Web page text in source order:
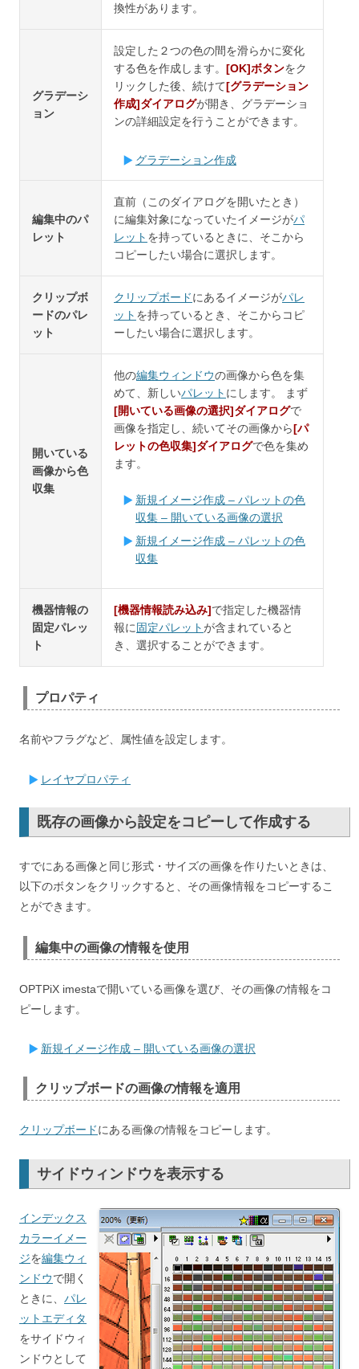
換性があります。
グラデーシ
ョン
設定した２つの色の間を滑らかに変化
する色を作成します。 [OK]ボタンをク
リックした後、続けて[グラデーション
作成]ダイアログが開き、グラデーショ
ンの詳細設定を行うことができます。
グラデーション作成
編集中のパ
レット
直前（このダイアログを開いたとき）
に編集対象になっていたイメージがパ
レット を持っているときに、そこから
コピーしたい場合に選択します。
クリップボ
ードのパレ
ット
クリップボードにあるイメージがパレ
ット を持っているとき、そこからコピ
ーしたい場合に選択します。
開いている
画像から色
収集
他の編集ウィンドウの画像から色を集
めて、新しいパレット にします。 まず
[開いている画像の選択]ダイアログで
画像を指定し、続いてその画像から[パ
レットの色収集]ダイアログで色を集め
ます。
新規イメージ作成 – パレットの色
収集 – 開いている画像の選択
新規イメージ作成 – パレットの色
収集
機器情報の
固定パレッ
ト
[機器情報読み込み]で指定した機器情
報に固定パレットが含まれていると
き、選択することができます。
プロパティ
名前やフラグなど、属性値を設定します。
レイヤプロパティ
既存の画像から設定をコピーして作成する
すでにある画像と同じ形式・サイズの画像を作りたいときは、
以下のボタンをクリックすると、その画像情報をコピーするこ
とができます。
編集中の画像の情報を使用
OPTPiX imestaで開いている画像を選び、その画像の情報をコ
ピーします。
新規イメージ作成 – 開いている画像の選択
クリップボードの画像の情報を適用
クリップボードにある画像の情報をコピーします。
サイドウィンドウを表示する
インデックス
カラーイメー
ジを編集ウィ
ンドウで開く
ときに、 パレ
ットエディタ
をサイドウィ
ンドウとして